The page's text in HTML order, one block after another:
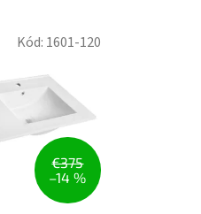
€375
–14 %
Kód: 1601-120